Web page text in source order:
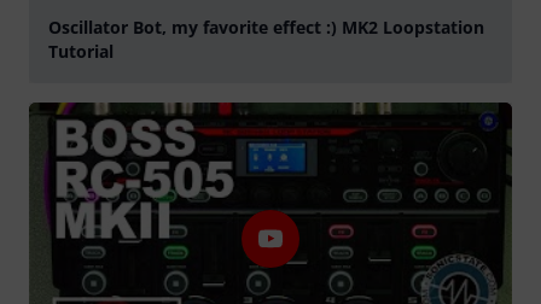
Oscillator Bot, my favorite effect :) MK2 Loopstation
Tutorial